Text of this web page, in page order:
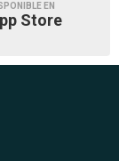
EN
Store